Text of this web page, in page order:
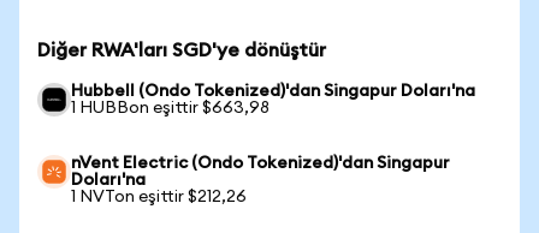
Diğer RWA'ları SGD'ye dönüştür
Hubbell (Ondo Tokenized)'dan Singapur Doları'na
1 HUBBon eşittir $663,98
nVent Electric (Ondo Tokenized)'dan Singapur
Doları'na
1 NVTon eşittir $212,26